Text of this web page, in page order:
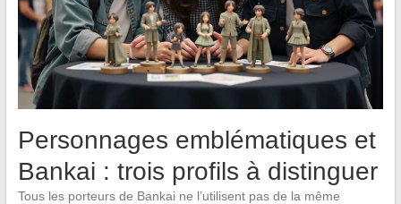
Personnages emblématiques et
Bankai : trois profils à distinguer
Tous les porteurs de Bankai ne l’utilisent pas de la même